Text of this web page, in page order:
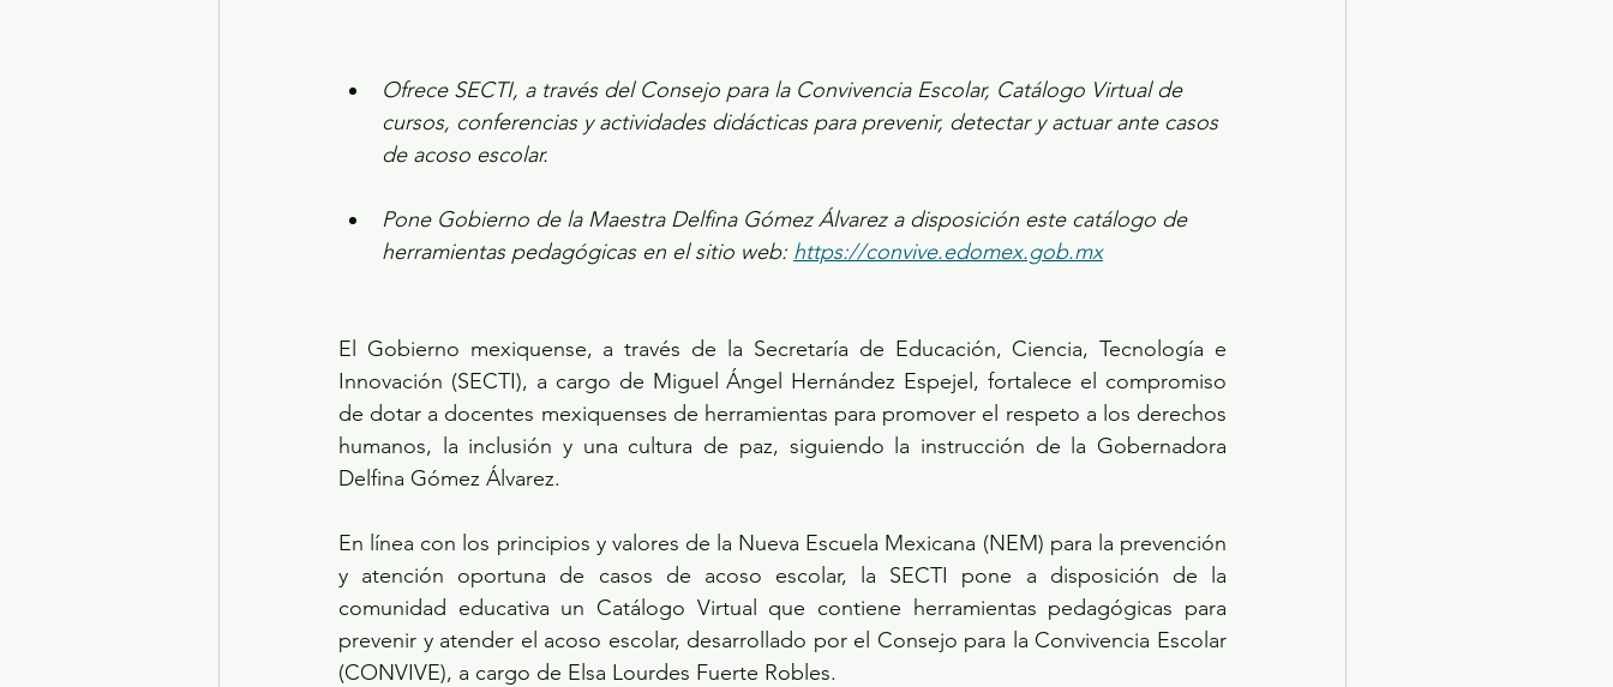
Ofrece SECTI, a través del Consejo para la Convivencia Escolar, Catálogo Virtual de
cursos, conferencias y actividades didácticas para prevenir, detectar y actuar ante casos
de acoso escolar.
Pone Gobierno de la Maestra Delfina Gómez Álvarez a disposición este catálogo de
herramientas pedagógicas en el sitio web: https://convive.edomex.gob.mx
El Gobierno mexiquense, a través de la Secretaría de Educación, Ciencia, Tecnología e
Innovación (SECTI), a cargo de Miguel Ángel Hernández Espejel, fortalece el compromiso
de dotar a docentes mexiquenses de herramientas para promover el respeto a los derechos
humanos, la inclusión y una cultura de paz, siguiendo la instrucción de la Gobernadora
Delfina Gómez Álvarez.
En línea con los principios y valores de la Nueva Escuela Mexicana (NEM) para la prevención
y atención oportuna de casos de acoso escolar, la SECTI pone a disposición de la
comunidad educativa un Catálogo Virtual que contiene herramientas pedagógicas para
prevenir y atender el acoso escolar, desarrollado por el Consejo para la Convivencia Escolar
(CONVIVE), a cargo de Elsa Lourdes Fuerte Robles.